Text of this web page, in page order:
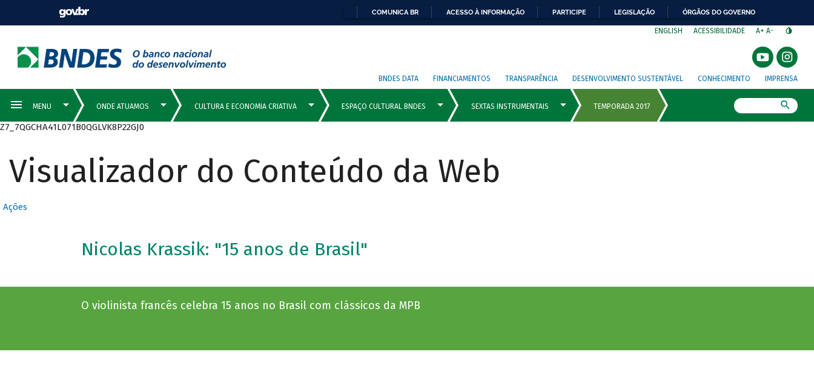
COMUNICA BR ACESSO À INFORMAÇÃO PARTICIPE LEGISLAÇÃO ÓRGÃOS DO GOVERNO
ENGLISH ACESSIBILIDADE A+ A-
BNDES DATA FINANCIAMENTOS TRANSPARÊNCIA DESENVOLVIMENTO SUSTENTÁVEL CONHECIMENTO IMPRENSA
Z7_7QGCHA41L071B0QGLVK8P22GJ0
Visualizador do Conteúdo da Web
Ações
Nicolas Krassik: "15 anos de Brasil"
O violinista francês celebra 15 anos no Brasil com clássicos da MPB